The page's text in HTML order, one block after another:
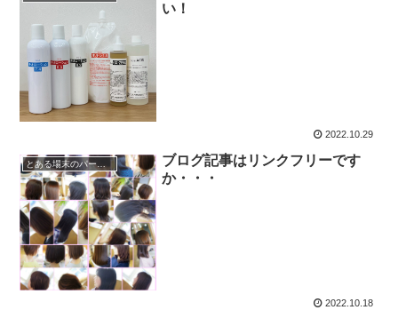
い！
2022.10.29
とある場末のパーマ屋
ブログ記事はリンクフリーです
か・・・
2022.10.18